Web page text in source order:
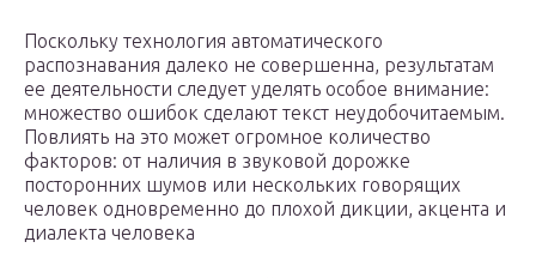
Поскольку технология автоматического
распознавания далеко не совершенна, результатам
ее деятельности следует уделять особое внимание:
множество ошибок сделают текст неудобочитаемым.
Повлиять на это может огромное количество
факторов: от наличия в звуковой дорожке
посторонних шумов или нескольких говорящих
человек одновременно до плохой дикции, акцента и
диалекта человека